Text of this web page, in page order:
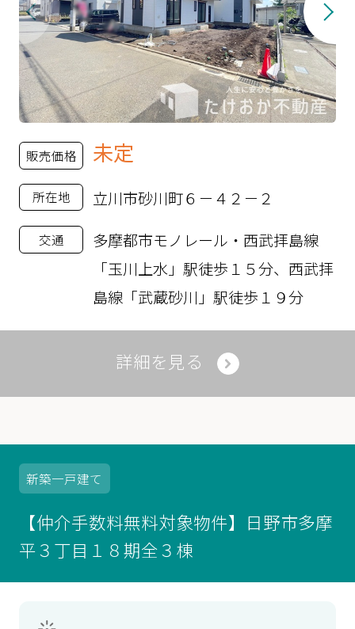
販売価格 未定
所在地 立川市砂川町６－４２－２
交通
多摩都市モノレール・西武拝島線
「玉川上水」駅徒歩１５分、西武拝
島線「武蔵砂川」駅徒歩１９分
詳細を見る
新築一戸建て
【仲介手数料無料対象物件】日野市多摩
平３丁目１８期全３棟